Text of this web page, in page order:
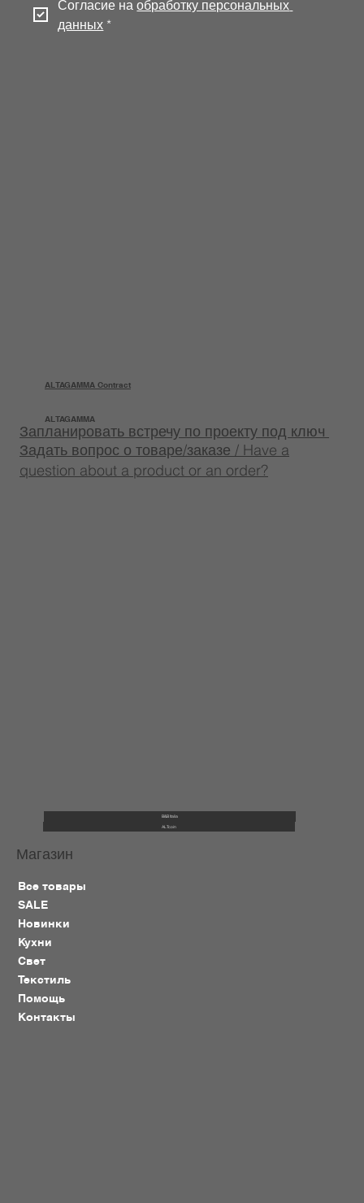
Согласие на обработку персональных
данных *
ALTAGAMMA
Задать вопрос о товаре/заказе / Have a
question about a product or an order?
ALTAGAMMA Contract
Запланировать встречу по проекту под ключ
B&B Italia
ALTcoin
Магазин
Все товары
SALE
Новинки
Кухни
Свет
Текстиль
Помощь
Контакты